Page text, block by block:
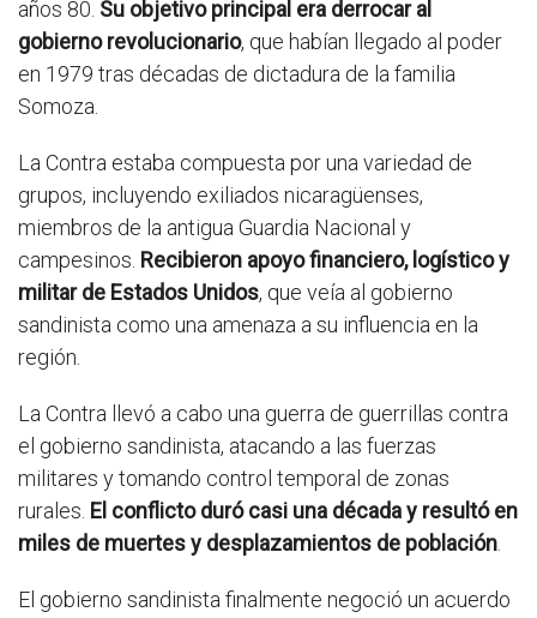
años 80. Su objetivo principal era derrocar al
gobierno revolucionario, que habían llegado al poder
en 1979 tras décadas de dictadura de la familia
Somoza.
La Contra estaba compuesta por una variedad de
grupos, incluyendo exiliados nicaragüenses,
miembros de la antigua Guardia Nacional y
campesinos. Recibieron apoyo financiero, logístico y
militar de Estados Unidos, que veía al gobierno
sandinista como una amenaza a su influencia en la
región.
La Contra llevó a cabo una guerra de guerrillas contra
el gobierno sandinista, atacando a las fuerzas
militares y tomando control temporal de zonas
rurales. El conflicto duró casi una década y resultó en
miles de muertes y desplazamientos de población
El gobierno sandinista finalmente negoció un acuerdo